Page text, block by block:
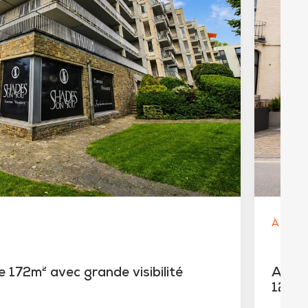
172m² avec grande visibilité
À